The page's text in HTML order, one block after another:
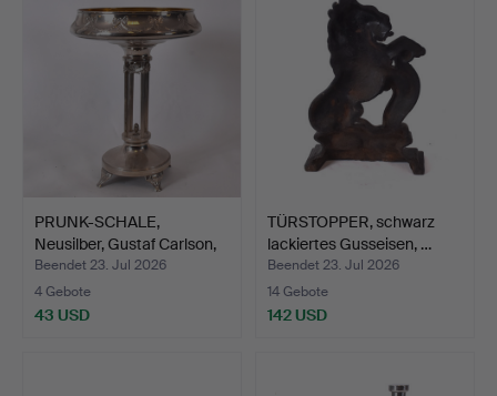
PRUNK-SCHALE,
Neusilber, Gustaf Carlson,
E…
Beendet 23. Jul 2026
4 Gebote
43 USD
TÜRSTOPPER, schwarz
lackiertes Gusseisen, …
Beendet 23. Jul 2026
14 Gebote
142 USD